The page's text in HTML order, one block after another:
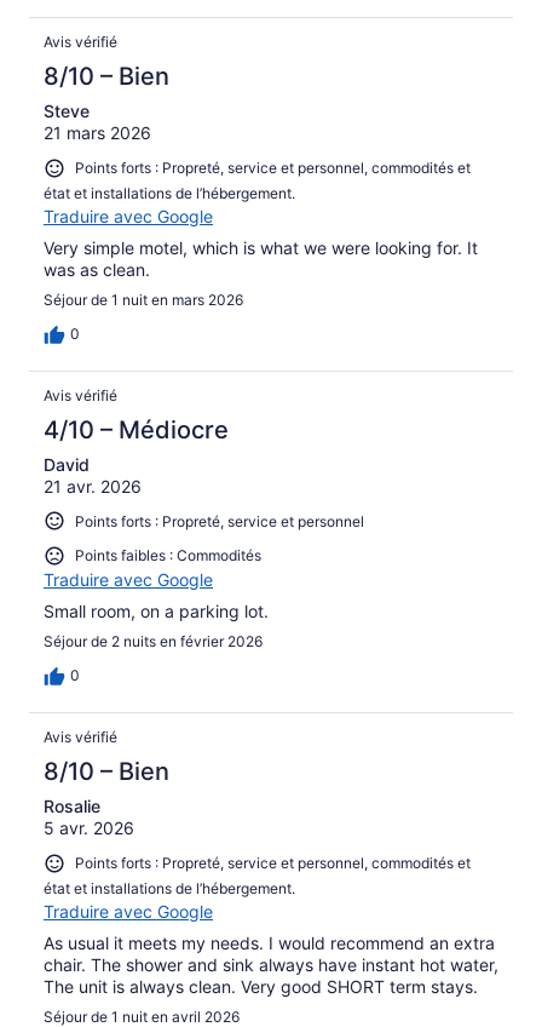
Avis vérifié
8/10 – Bien
Steve
21 mars 2026
Points forts : Propreté, service et personnel, commodités et
état et installations de l’hébergement.
Traduire avec Google
Very simple motel, which is what we were looking for. It
was as clean.
Séjour de 1 nuit en mars 2026
0
Avis vérifié
4/10 – Médiocre
David
21 avr. 2026
Points forts : Propreté, service et personnel
Points faibles : Commodités
Traduire avec Google
Small room, on a parking lot.
Séjour de 2 nuits en février 2026
0
Avis vérifié
8/10 – Bien
Rosalie
5 avr. 2026
Points forts : Propreté, service et personnel, commodités et
état et installations de l’hébergement.
Traduire avec Google
As usual it meets my needs. I would recommend an extra
chair. The shower and sink always have instant hot water,
The unit is always clean. Very good SHORT term stays.
Séjour de 1 nuit en avril 2026